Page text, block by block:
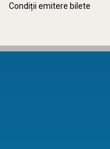
Condiții emitere bilete